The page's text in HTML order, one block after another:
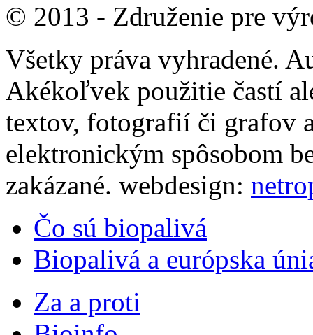
© 2013 - Združenie pre
Všetky práva vyhradené.
Akékoľvek použitie častí
textov, fotografií či grafov
elektronickým spôsobom
zakázané. webdesign:
Čo sú biopalivá
Biopalivá a európska
Za a proti